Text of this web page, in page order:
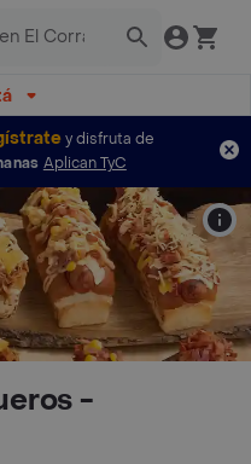
y disfruta de
Aplican TyC
-